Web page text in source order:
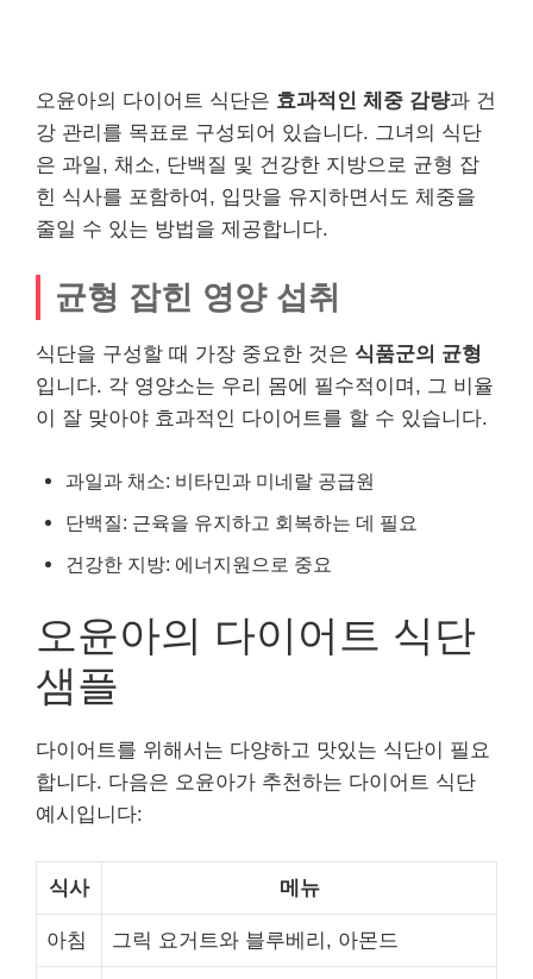
오윤아의 다이어트 식단은 효과적인 체중 감량과 건
강 관리를 목표로 구성되어 있습니다. 그녀의 식단
은 과일, 채소, 단백질 및 건강한 지방으로 균형 잡
힌 식사를 포함하여, 입맛을 유지하면서도 체중을
줄일 수 있는 방법을 제공합니다.
균형 잡힌 영양 섭취
식단을 구성할 때 가장 중요한 것은 식품군의 균형
입니다. 각 영양소는 우리 몸에 필수적이며, 그 비율
이 잘 맞아야 효과적인 다이어트를 할 수 있습니다.
과일과 채소: 비타민과 미네랄 공급원
단백질: 근육을 유지하고 회복하는 데 필요
건강한 지방: 에너지원으로 중요
오윤아의 다이어트 식단
샘플
다이어트를 위해서는 다양하고 맛있는 식단이 필요
합니다. 다음은 오윤아가 추천하는 다이어트 식단
예시입니다:
식사 메뉴
아침 그릭 요거트와 블루베리, 아몬드